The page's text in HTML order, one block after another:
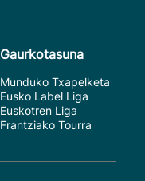
Gaurkotasuna
Munduko Txapelketa
Eusko Label Liga
Euskotren Liga
Frantziako Tourra